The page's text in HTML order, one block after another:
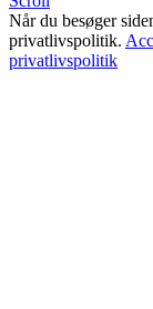
Når du besøger
privatlivspolitik.
privatlivspolitik